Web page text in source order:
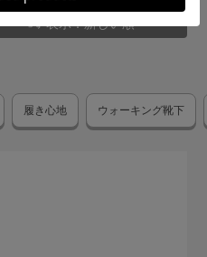
表示：新しい順
履き心地 ウォーキング靴下